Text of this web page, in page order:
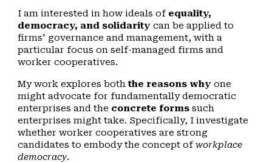
I am interested in how ideals of equality,
democracy, and solidaritycan be applied to
firms' governance and management, with a
particular focus on self-managed firms and
worker cooperatives.
My work explores boththe reasons why one
might advocate for fundamentally democratic
enterprises and the concrete forms such
enterprises might take. Specifically, I investigate
whether worker cooperatives are strong
candidates to embody the concept ofworkplace
democracy.